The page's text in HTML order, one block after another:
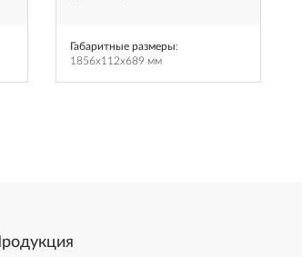
Габаритные размеры:
1856x112x689 мм